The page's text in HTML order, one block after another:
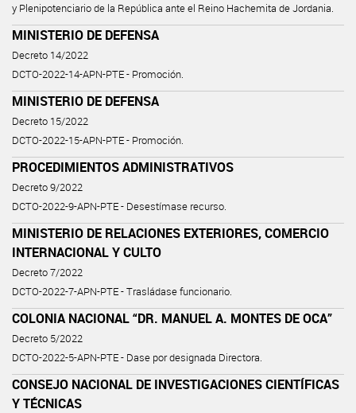
y Plenipotenciario de la República ante el Reino Hachemita de Jordania.
MINISTERIO DE DEFENSA
Decreto 14/2022
DCTO-2022-14-APN-PTE - Promoción.
MINISTERIO DE DEFENSA
Decreto 15/2022
DCTO-2022-15-APN-PTE - Promoción.
PROCEDIMIENTOS ADMINISTRATIVOS
Decreto 9/2022
DCTO-2022-9-APN-PTE - Desestímase recurso.
MINISTERIO DE RELACIONES EXTERIORES, COMERCIO
INTERNACIONAL Y CULTO
Decreto 7/2022
DCTO-2022-7-APN-PTE - Trasládase funcionario.
COLONIA NACIONAL “DR. MANUEL A. MONTES DE OCA”
Decreto 5/2022
DCTO-2022-5-APN-PTE - Dase por designada Directora.
CONSEJO NACIONAL DE INVESTIGACIONES CIENTÍFICAS
Y TÉCNICAS